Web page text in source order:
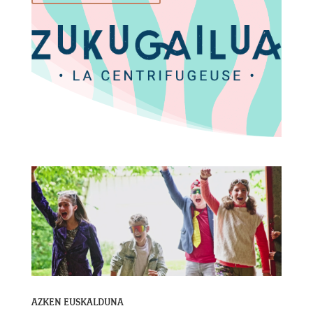
AZKEN EUSKALDUNA